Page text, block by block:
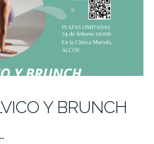
Y BRUNCH